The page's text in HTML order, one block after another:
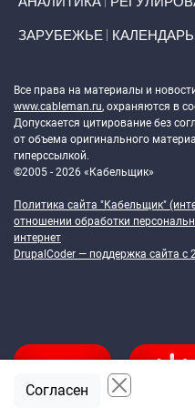
ЗАРУБЕЖЬЕ КАЛЕНДАРЬ
Все права на материалы и
www.cableman.ru, охраняются в
Допускается цитирование без
от объема оригинального
гиперссылкой.
©2005 - 2026 «Кабельщик»
Политика сайта "Кабельщик"
отношении обработки
интернет
DrupalCoder — поддержка сайта c
Согласен